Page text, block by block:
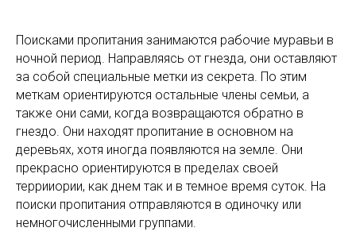
Поисками пропитания занимаются рабочие муравьи в
ночной период. Направляясь от гнезда, они оставляют
за собой специальные метки из секрета. По этим
меткам ориентируются остальные члены семьи, а
также они сами, когда возвращаются обратно в
гнездо. Они находят пропитание в основном на
деревьях, хотя иногда появляются на земле. Они
прекрасно ориентируются в пределах своей
террииории, как днем так и в темное время суток. На
поиски пропитания отправляются в одиночку или
немногочисленными группами.